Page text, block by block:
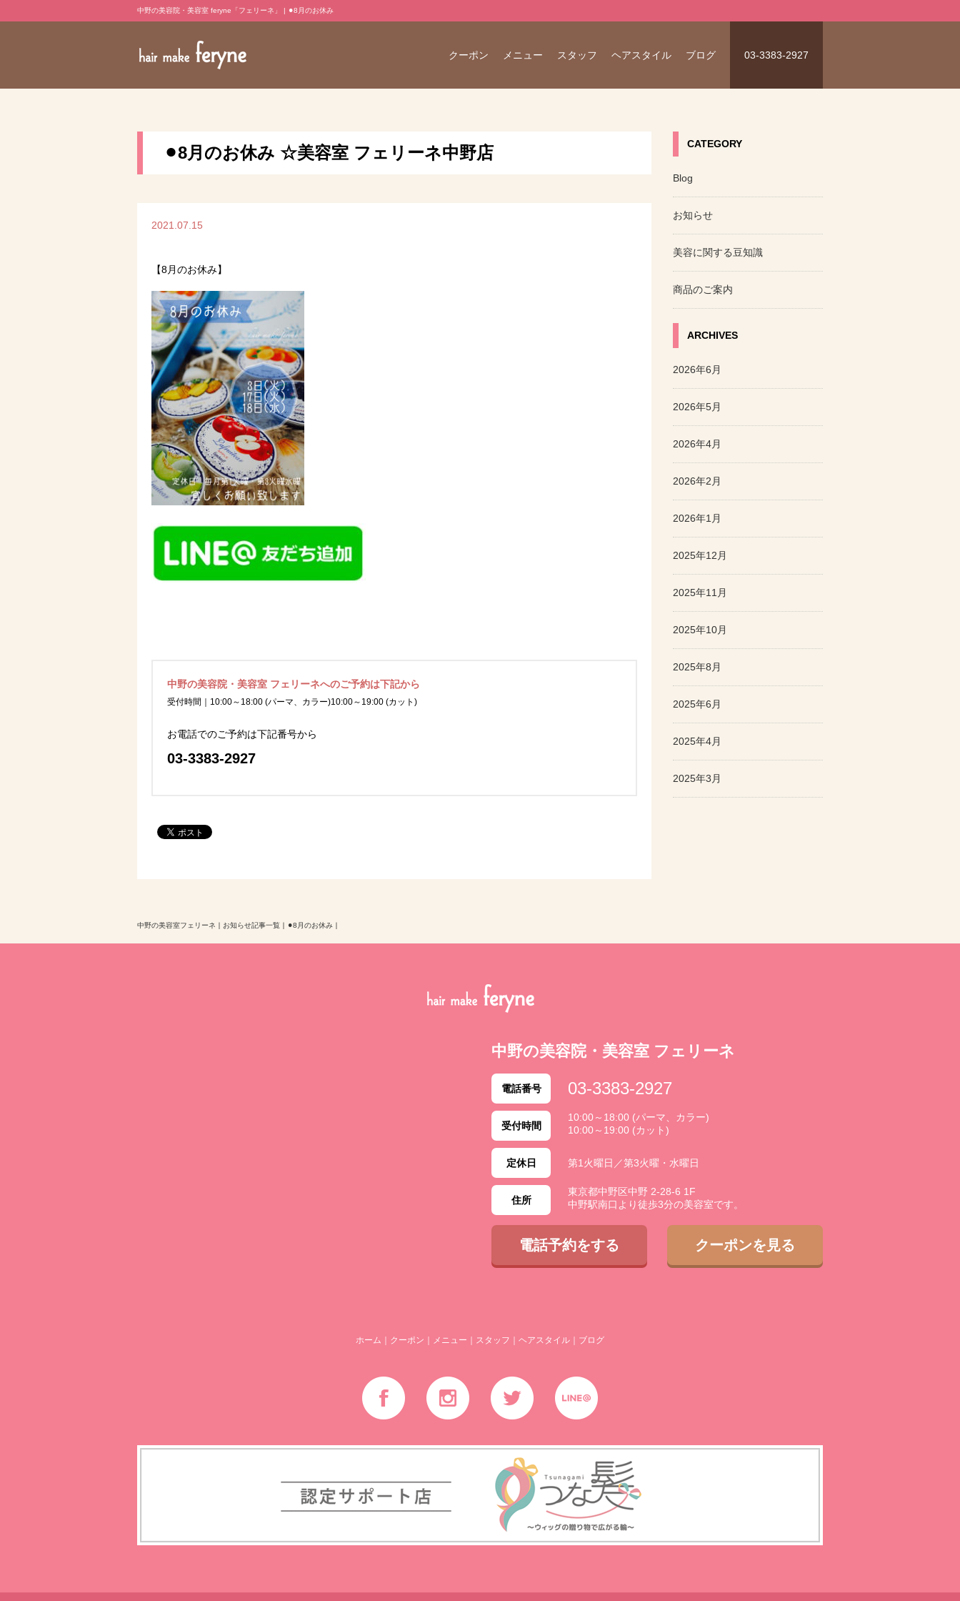
中野の美容院・美容室 feryne「フェリーネ」 | ⚫︎8月のお休み
03-3383-2927
ブログ
ヘアスタイル
スタッフ
メニュー
クーポン
⚫︎8月のお休み ☆美容室 フェリーネ中野店
2021.07.15
【8月のお休み】
中野の美容院・美容室 フェリーネへのご予約は下記から
受付時間｜10:00～18:00 (パーマ、カラー)10:00～19:00 (カット)
お電話でのご予約は下記番号から
03-3383-2927
CATEGORY
Blog
お知らせ
美容に関する豆知識
商品のご案内
ARCHIVES
2026年6月
2026年5月
2026年4月
2026年2月
2026年1月
2025年12月
2025年11月
2025年10月
2025年8月
2025年6月
2025年4月
2025年3月
中野の美容室フェリーネ ｜ お知らせ記事一覧 ｜ ⚫︎8月のお休み ｜
中野の美容院・美容室 フェリーネ
電話番号 03-3383-2927
受付時間
10:00～18:00 (パーマ、カラー)
10:00～19:00 (カット)
定休日 第1火曜日／第3火曜・水曜日
住所
東京都中野区中野 2-28-6 1F
中野駅南口より徒歩3分の美容室です。
電話予約をする クーポンを見る
ホーム クーポン メニュー スタッフ ヘアスタイル ブログ